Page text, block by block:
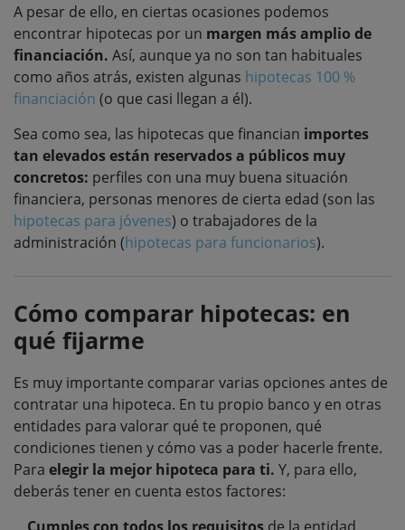
A pesar de ello, en ciertas ocasiones podemos
encontrar hipotecas por un margen más amplio de
financiación. Así, aunque ya no son tan habituales
como años atrás, existen algunas hipotecas 100 %
financiación (o que casi llegan a él).
Sea como sea, las hipotecas que financian importes
tan elevados están reservados a públicos muy
concretos: perfiles con una muy buena situación
financiera, personas menores de cierta edad (son las
hipotecas para jóvenes) o trabajadores de la
administración (hipotecas para funcionarios).
Cómo comparar hipotecas: en
qué fijarme
Es muy importante comparar varias opciones antes de
contratar una hipoteca. En tu propio banco y en otras
entidades para valorar qué te proponen, qué
condiciones tienen y cómo vas a poder hacerle frente.
Para elegir la mejor hipoteca para ti. Y, para ello,
deberás tener en cuenta estos factores: